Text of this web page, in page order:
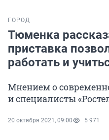
ГОРОД
Тюменка
приставка
работать и
Мнением о
и специалисты
20 октября 2021, 09:00 5 971